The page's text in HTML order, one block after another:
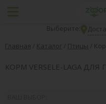
Выберите:
Главная / Каталог / Птицы /
КОРМ VERSELE-LAGA ДЛЯ